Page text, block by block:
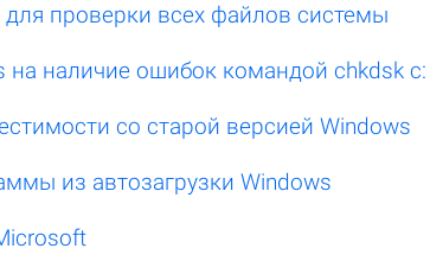
проверки всех файлов системы
на наличие ошибок командой chkdsk
со старой версией Windows
из автозагрузки Windows